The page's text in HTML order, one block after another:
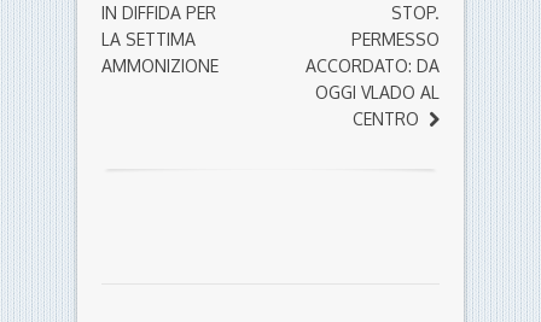
IN DIFFIDA PER
LA SETTIMA
AMMONIZIONE
STOP.
PERMESSO
ACCORDATO: DA
OGGI VLADO AL
CENTRO